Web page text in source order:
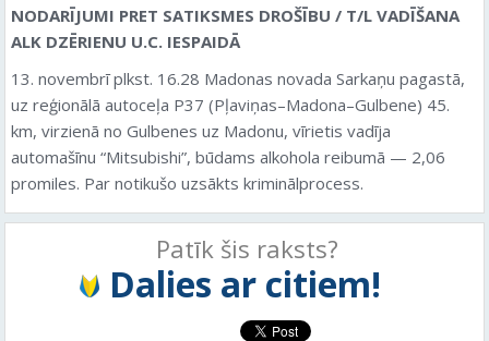
NODARĪJUMI PRET SATIKSMES DROŠĪBU / T/L VADĪŠANA
ALK DZĒRIENU U.C. IESPAIDĀ
13. novembrī plkst. 16.28 Madonas novada Sarkaņu pagastā,
uz reģionālā autoceļa P37 (Pļaviņas–Madona–Gulbene) 45.
km, virzienā no Gulbenes uz Madonu, vīrietis vadīja
automašīnu “Mitsubishi”, būdams alkohola reibumā — 2,06
promiles. Par notikušo uzsākts kriminālprocess.
Patīk šis raksts?
Dalies ar citiem!